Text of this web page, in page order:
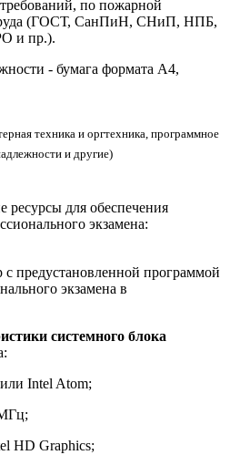
по пожарной
(ГОСТ, СанПиН, СНиП, НПБ,
и пр.).
- бумага формата А4,
техника и оргтехника, программное
и другие)
ресурсы для обеспечения
экзамена:
предустановленной программой
экзамена в
системного блока
Intel Atom;
HD Graphics;